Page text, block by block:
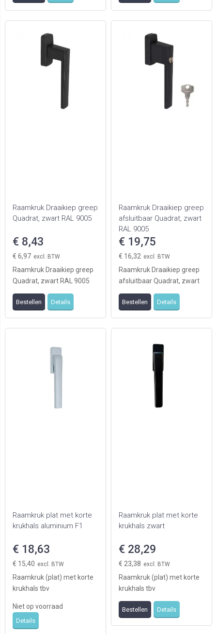
Raamkruk Draaikiep greep
Quadrat, zwart RAL 9005
€ 8,43
€ 6,97
Raamkruk Draaikiep greep
Quadrat, zwart RAL 9005
Bestellen Details
Raamkruk Draaikiep greep
afsluitbaar Quadrat, zwart
RAL 9005
€ 19,75
€ 16,32
Raamkruk Draaikiep greep
afsluitbaar Quadrat, zwart
RAL 9005
Bestellen Details
Raamkruk plat met korte
krukhals aluminium F1
€ 18,63
€ 15,40
Raamkruk (plat) met korte
krukhals tbv
oplossing bij het vastlopen
van ...
Niet op voorraad
Details
Raamkruk plat met korte
krukhals zwart
€ 28,29
€ 23,38
Raamkruk (plat) met korte
krukhals tbv
draaikiepramen, de
oplossing bij het vastlopen
Bestellen Details